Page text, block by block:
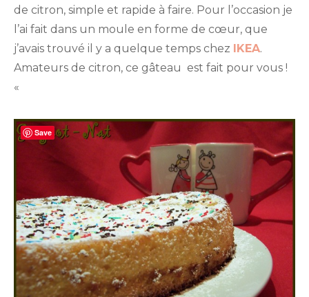
de citron, simple et rapide à faire. Pour l’occasion je
l’ai fait dans un moule en forme de cœur, que
j’avais trouvé il y a quelque temps chez
IKEA.
Amateurs de citron, ce gâteau est fait pour vous !
«
Save